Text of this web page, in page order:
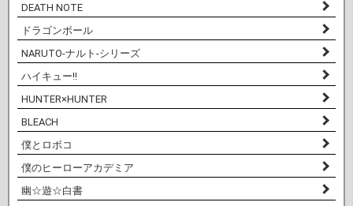
DEATH NOTE
ドラゴンボール
NARUTO-ナルト-シリーズ
ハイキュー!!
HUNTER×HUNTER
BLEACH
僕とロボコ
僕のヒーローアカデミア
幽☆遊☆白書